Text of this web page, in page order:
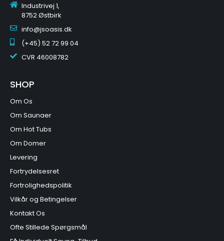
Industrivej 1,
8752 Østbirk
info@jsoasis.dk
(+45) 52 72 99 04
CVR 46008782
SHOP
Om Os
Om Saunaer
Om Hot Tubs
Om Domer
Levering
Fortrydelsesret
Fortrolighedspolitik
Vilkår og Betingelser
Kontakt Os
Ofte Stillede Spørgsmål